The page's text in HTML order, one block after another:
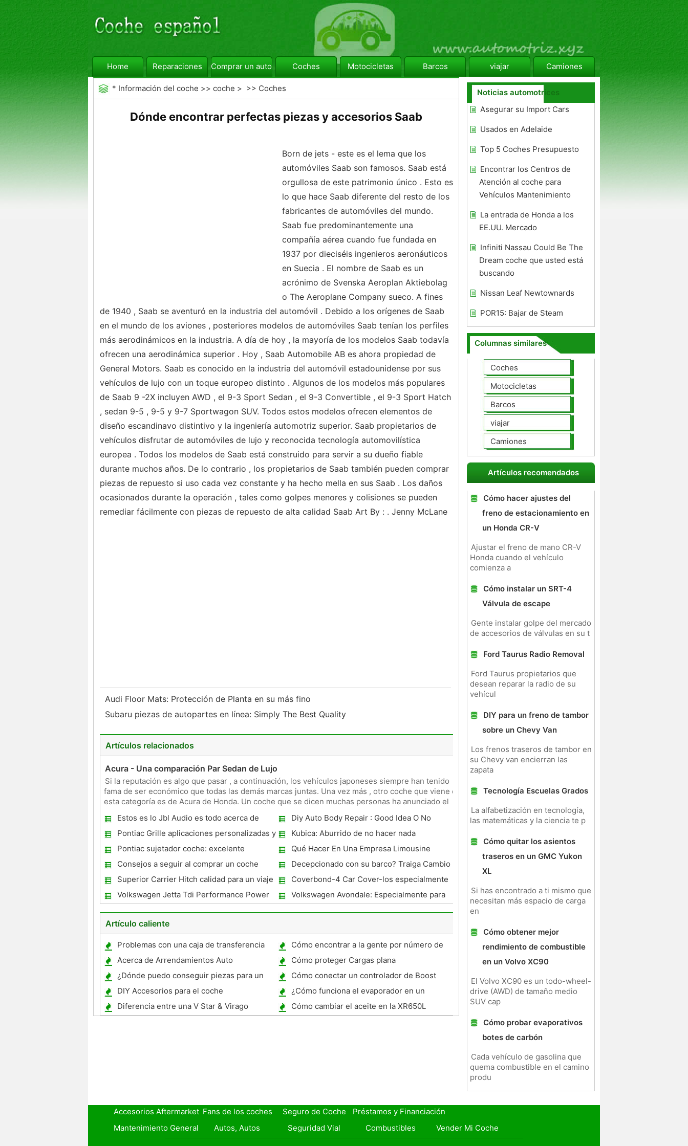
Home Reparaciones Comprar un automóvil Coches Motocicletas Barcos viajar Camiones
* Información del coche >> coche > >> Coches
Dónde encontrar perfectas piezas y accesorios Saab
Born de jets - este es el lema que los
automóviles Saab son famosos. Saab está
orgullosa de este patrimonio único . Esto es
lo que hace Saab diferente del resto de los
fabricantes de automóviles del mundo.
Saab fue predominantemente una
compañía aérea cuando fue fundada en
1937 por dieciséis ingenieros aeronáuticos
en Suecia . El nombre de Saab es un
acrónimo de Svenska Aeroplan Aktiebolag
o The Aeroplane Company sueco. A fines
de 1940 , Saab se aventuró en la industria del automóvil . Debido a los orígenes de Saab
en el mundo de los aviones , posteriores modelos de automóviles Saab tenían los perfiles
más aerodinámicos en la industria. A día de hoy , la mayoría de los modelos Saab todavía
ofrecen una aerodinámica superior . Hoy , Saab Automobile AB es ahora propiedad de
General Motors. Saab es conocido en la industria del automóvil estadounidense por sus
vehículos de lujo con un toque europeo distinto . Algunos de los modelos más populares
de Saab 9 -2X incluyen AWD , el 9-3 Sport Sedan , el 9-3 Convertible , el 9-3 Sport Hatch
, sedan 9-5 , 9-5 y 9-7 Sportwagon SUV. Todos estos modelos ofrecen elementos de
diseño escandinavo distintivo y la ingeniería automotriz superior. Saab propietarios de
vehículos disfrutar de automóviles de lujo y reconocida tecnología automovilística
europea . Todos los modelos de Saab está construido para servir a su dueño fiable
durante muchos años. De lo contrario , los propietarios de Saab también pueden comprar
piezas de repuesto si uso cada vez constante y ha hecho mella en sus Saab . Los daños
ocasionados durante la operación , tales como golpes menores y colisiones se pueden
remediar fácilmente con piezas de repuesto de alta calidad Saab Art By : . Jenny McLane
Audi Floor Mats: Protección de Planta en su más fino
Subaru piezas de autopartes en línea: Simply The Best Quality
Artículos relacionados
Acura - Una comparación Par Sedan de Lujo
Si la reputación es algo que pasar , a continuación, los vehículos japoneses siempre han tenido
fama de ser económico que todas las demás marcas juntas. Una vez más , otro coche que viene en
esta categoría es de Acura de Honda. Un coche que se dicen muchas personas ha anunciado el
Estos es lo Jbl Audio es todo acerca de
Diy Auto Body Repair : Good Idea O No
Pontiac Grille aplicaciones personalizadas y
Fábrica-partido para proyectos de
restauración de vehículos
Kubica: Aburrido de no hacer nada
Pontiac sujetador coche: excelente
protección contra los elementos dañinos
Road
Qué Hacer En Una Empresa Limousine
Service
Consejos a seguir al comprar un coche
usado
Decepcionado con su barco? Traiga Cambio
real Con Marinos Diesel Motores De
Hiperformer
Superior Carrier Hitch calidad para un viaje
seguro
Coverbond-4 Car Cover-los especialmente
adaptadas Auto Accesorios para Protección
de coche deseado
Volkswagen Jetta Tdi Performance Power
Volkswagen Avondale: Especialmente para
aquellas personas que quieren expresarse
Artículo caliente
Problemas con una caja de transferencia
Oldsmobile Bravada
Cómo encontrar a la gente por número de
Placas
Acerca de Arrendamientos Auto
Cómo proteger Cargas plana
¿Dónde puedo conseguir piezas para un
GMC Diesel?
Cómo conectar un controlador de Boost
Apexi
DIY Accesorios para el coche
¿Cómo funciona el evaporador en un
acondicionador de aire automático que
entre aire al motor del ventilador
Diferencia entre una V Star & Virago Cómo cambiar el aceite en la XR650L
Noticias automotrices
Asegurar su Import Cars
Usados ​​en Adelaide
Top 5 Coches Presupuesto
Encontrar los Centros de
Atención al coche para
Vehículos Mantenimiento
La entrada de Honda a los
EE.UU. Mercado
Infiniti Nassau Could Be The
Dream coche que usted está
buscando
Nissan Leaf Newtownards
POR15: Bajar de Steam
Columnas similares
Coches
Motocicletas
Barcos
viajar
Camiones
Artículos recomendados
Cómo hacer ajustes del
freno de estacionamiento en
un Honda CR-V
Ajustar el freno de mano CR-V
Honda cuando el vehículo
comienza a
Cómo instalar un SRT-4
Válvula de escape
Gente instalar golpe del mercado
de accesorios de válvulas en su t
Ford Taurus Radio Removal
Ford Taurus propietarios que
desean reparar la radio de su
vehícul
DIY para un freno de tambor
sobre un Chevy Van
Los frenos traseros de tambor en
su Chevy van encierran las
zapata
Tecnología Escuelas Grados
La alfabetización en tecnología,
las matemáticas y la ciencia te p
Cómo quitar los asientos
traseros en un GMC Yukon
XL
Si has encontrado a ti mismo que
necesitan más espacio de carga
en
Cómo obtener mejor
rendimiento de combustible
en un Volvo XC90
El Volvo XC90 es un todo-wheel-
drive (AWD) de tamaño medio
SUV cap
Cómo probar evaporativos
botes de carbón
Cada vehículo de gasolina que
quema combustible en el camino
produ
Accesorios Aftermarket Fans de los coches Seguro de Coche
Préstamos y Financiación
Mantenimiento General
Autos, Autos Seguridad Vial Combustibles Vender Mi Coche